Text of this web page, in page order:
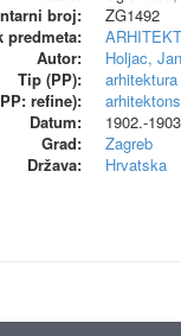
broj:
ZG1492
predmeta:
Autor:
Holjac,
Tip (PP):
arhitektura
refine):
Datum:
1902.-
Grad:
Zagreb
Država:
Hrvatska